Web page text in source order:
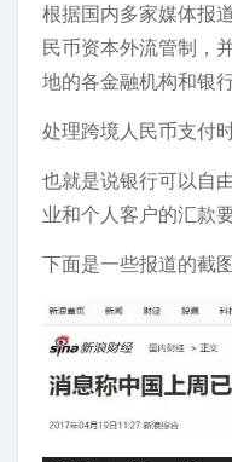
根据国内多家媒体报
民币资本外流管制，
地的各金融机构和银行
处理跨境人民币支付
也就是说银行可以自
业和个人客户的汇款要
下面是一些报道的截图